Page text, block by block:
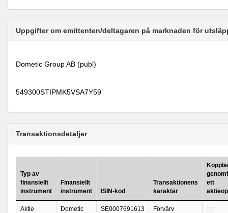
Uppgifter om emittenten/deltagaren på marknaden för
Dometic Group AB (publ)
549300STIPMK5VSA7Y59
Transaktionsdetaljer
Typ av
finansiellt
instrument
Finansiellt
instrument
ISIN-kod
Transaktionens
karaktär
ett
Aktie
Dometic
SE0007691613 Förvärv